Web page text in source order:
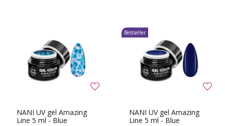
NANI UV gel Amazing
Line 5 ml - Blue
NANI UV gel Amazing
Line 5 ml - Blue
Bestseller